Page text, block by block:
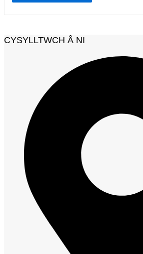
CYSYLLTWCH Â NI